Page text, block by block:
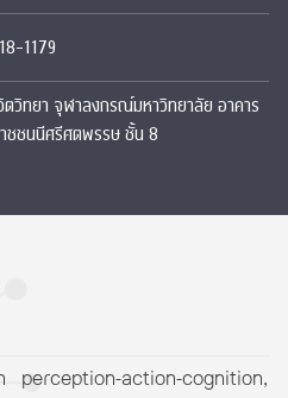
1179
วิทยา จุฬาลงกรณ์มหาวิทยาลัย อาคาร
ชชนนีศรีศตพรรษ ชั้น 8
action-cognition,